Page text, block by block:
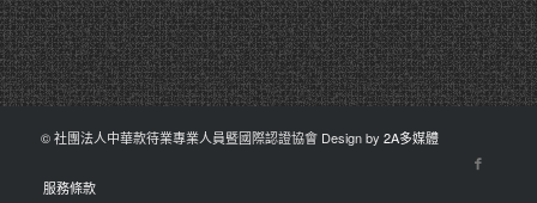
© 社團法人中華款待業專業人員暨國際認證協會 Design by 2A多媒體
服務條款